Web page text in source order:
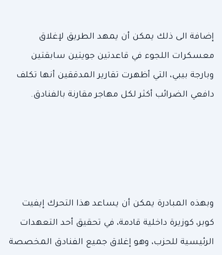
إضافة الى ذلك يمكن أن يمهد الطريق لإغلاق
معسكرات اللجوء في قاعدتين جويتين سابقتين
وبارجة بيبي، التي أظهرت تقارير المدققين أنها تكلف
دافعي الضرائب أكثر لكل مهاجر مقارنة بالفنادق.
وبهذه المبادرة يمكن أن يساعد هذا التحرك إيفيت
كوبر، كوزيرة داخلية قادمة، في تحقيق أحد التعهدات
الرئيسية للحزب، وهو إغلاق جميع الفنادق المخصصة